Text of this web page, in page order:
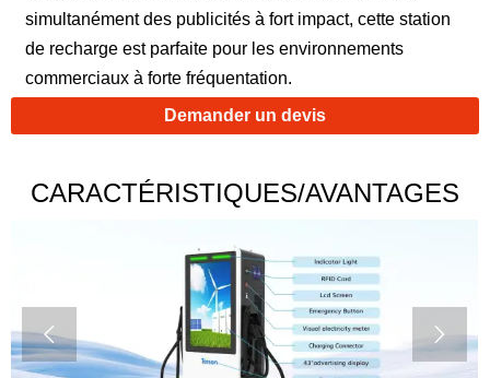
simultanément des publicités à fort impact, cette station
de recharge est parfaite pour les environnements
commerciaux à forte fréquentation.
Demander un devis
CARACTÉRISTIQUES/AVANTAGES
 